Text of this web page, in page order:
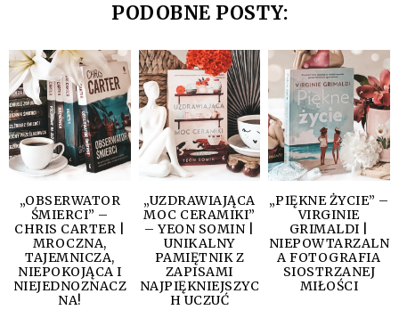
PODOBNE POSTY:
„OBSERWATOR
ŚMIERCI” –
CHRIS CARTER |
MROCZNA,
TAJEMNICZA,
NIEPOKOJĄCA I
NIEJEDNOZNACZ
NA!
„UZDRAWIAJĄCA
MOC CERAMIKI”
– YEON SOMIN |
UNIKALNY
PAMIĘTNIK Z
ZAPISAMI
NAJPIĘKNIEJSZYC
H UCZUĆ
„PIĘKNE ŻYCIE” –
VIRGINIE
GRIMALDI |
NIEPOWTARZALN
A FOTOGRAFIA
SIOSTRZANEJ
MIŁOŚCI